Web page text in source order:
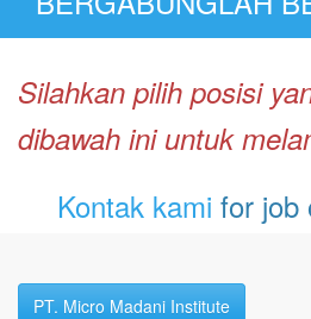
Silahkan pilih posisi
dibawah ini untuk
Kontak kami for job
PT. Micro Madani Institute